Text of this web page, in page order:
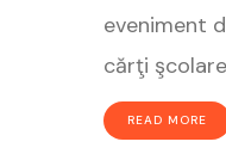
eveniment
cărţi
READ MORE